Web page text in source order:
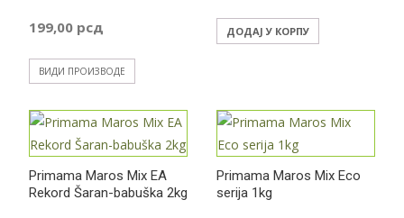
199,00 рсд
ВИДИ ПРОИЗВОДЕ
ДОДАЈ У КОРПУ
Primama Maros Mix EA
Rekord Šaran-babuška 2kg
Primama Maros Mix Eco
serija 1kg